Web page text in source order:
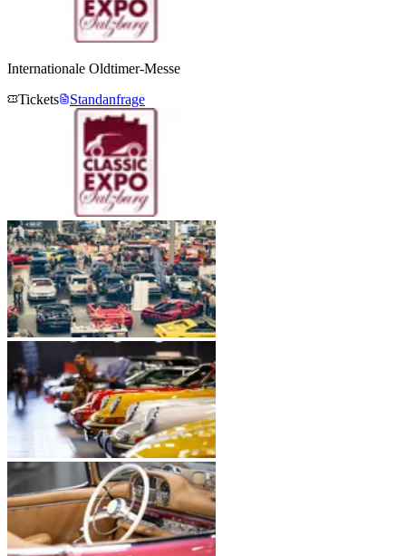
Internationale Oldtimer-Messe
Tickets
Standanfrage